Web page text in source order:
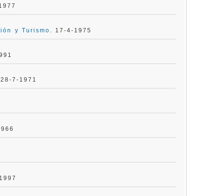
y Turismo . 17-4-1975
7-1971